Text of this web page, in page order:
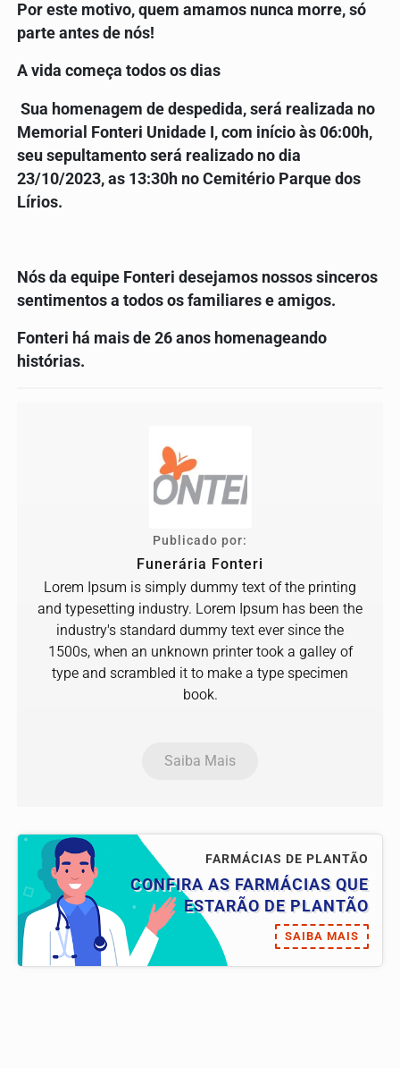
Por este motivo, quem amamos nunca morre, só
parte antes de nós!
A vida começa todos os dias
Sua homenagem de despedida, será realizada no
Memorial Fonteri Unidade I, com início às 06:00h,
seu sepultamento será realizado no dia
23/10/2023, as 13:30h no Cemitério Parque dos
Lírios.
Nós da equipe Fonteri desejamos nossos sinceros
sentimentos a todos os familiares e amigos.
Fonteri há mais de 26 anos homenageando
histórias.
Publicado por:
Funerária Fonteri
Lorem Ipsum is simply dummy text of the printing
and typesetting industry. Lorem Ipsum has been the
industry's standard dummy text ever since the
1500s, when an unknown printer took a galley of
type and scrambled it to make a type specimen
book.
Saiba Mais
FARMÁCIAS DE PLANTÃO
CONFIRA AS FARMÁCIAS QUE
ESTARÃO DE PLANTÃO
SAIBA MAIS